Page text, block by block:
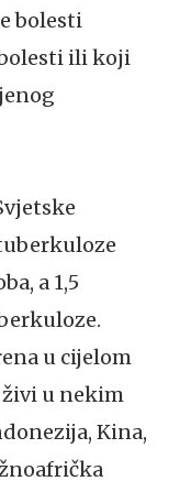
bolesti
ili koji
a 1,5
u cijelom
u nekim
Kina,